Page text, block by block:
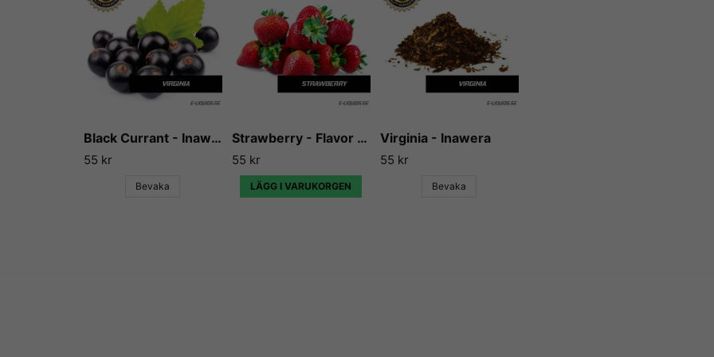
Black Currant - Inawera
55 kr
Bevaka
Strawberry - Flavor West
55 kr
LÄGG I VARUKORGEN
Virginia - Inawera
55 kr
Bevaka